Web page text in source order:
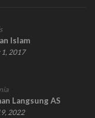
Islam
1, 2017
Langsung AS
2022